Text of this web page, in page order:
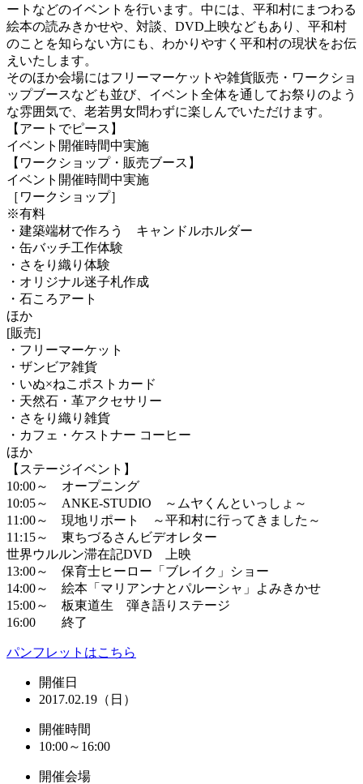
ートなどのイベントを行います。中には、平和村にまつわる
絵本の読みきかせや、対談、DVD上映などもあり、平和村
のことを知らない方にも、わかりやすく平和村の現状をお伝
えいたします。
そのほか会場にはフリーマーケットや雑貨販売・ワークショ
ップブースなども並び、イベント全体を通してお祭りのよう
な雰囲気で、老若男女問わずに楽しんでいただけます。
【アートでピース】
イベント開催時間中実施
【ワークショップ・販売ブース】
イベント開催時間中実施
［ワークショップ］
※有料
・建築端材で作ろう キャンドルホルダー
・缶バッチ工作体験
・さをり織り体験
・オリジナル迷子札作成
・石ころアート
ほか
[販売]
・フリーマーケット
・ザンビア雑貨
・いぬ×ねこポストカード
・天然石・革アクセサリー
・さをり織り雑貨
・カフェ・ケストナー コーヒー
ほか
【ステージイベント】
10:00～ オープニング
10:05～ ANKE-STUDIO ～ムヤくんといっしょ～
11:00～ 現地リポート ～平和村に行ってきました～
11:15～ 東ちづるさんビデオレター
世界ウルルン滞在記DVD 上映
13:00～ 保育士ヒーロー「ブレイク」ショー
14:00～ 絵本「マリアンナとパルーシャ」よみきかせ
15:00～ 板東道生 弾き語りステージ
16:00 終了
パンフレットはこちら
開催日
2017.02.19（日）
開催時間
10:00～16:00
開催会場